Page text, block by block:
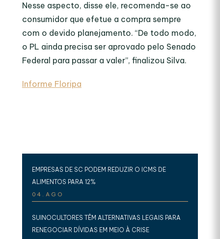
Nesse aspecto, disse ele, recomenda-se ao
consumidor que efetue a compra sempre
com o devido planejamento. “De todo modo,
o PL ainda precisa ser aprovado pelo Senado
Federal para passar a valer”, finalizou Silva.
Informe Floripa
EMPRESAS DE SC PODEM REDUZIR O ICMS DE
ALIMENTOS PARA 12%
04.AGO
SUINOCULTORES TÊM ALTERNATIVAS LEGAIS PARA
RENEGOCIAR DÍVIDAS EM MEIO À CRISE